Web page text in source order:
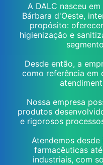
A DALC nasceu
Bárbara d'Oeste,
propósito:
higienização e
Desde então, a
como referência em
Nossa empresa
produtos
e rigorosos
Atendemos
farmacêuticas
industriais, com